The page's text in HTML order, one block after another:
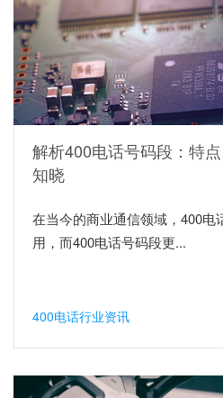
解析400电话号码段：特
知晓
在当今的商业通信领域，400电
用，而400电话号码段更...
400电话行业资讯